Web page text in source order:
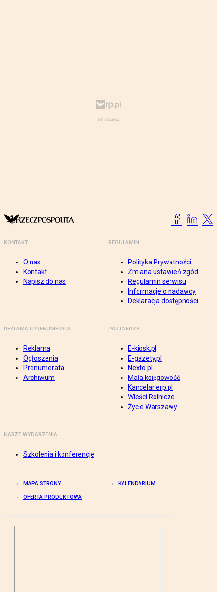
KONTAKT
O nas
Kontakt
Napisz do nas
REGULAMIN
Polityka Prywatności
Zmiana ustawień zgód
Regulamin serwisu
Informacje o nadawcy
Deklaracja dostępności
REKLAMA I PRENUMERATA
Reklama
Ogłoszenia
Prenumerata
Archiwum
PARTNERZY
E-kiosk.pl
E-gazety.pl
Nexto.pl
Mała księgowość
Kancelarierp.pl
Wieści Rolnicze
Życie Warszawy
NASZE WYDARZENIA
Szkolenia i konferencje
MAPA STRONY KALENDARIUM
OFERTA PRODUKTOWA